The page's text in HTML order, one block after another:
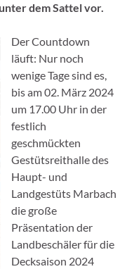
dem Sattel vor.
Der Countdown
läuft: Nur noch
wenige Tage sind es,
bis am 02. März 2024
um 17.00 Uhr in der
festlich
geschmückten
Gestütsreithalle des
Haupt- und
Landgestüts Marbach
die große
Präsentation der
Landbeschäler für die
Decksaison 2024